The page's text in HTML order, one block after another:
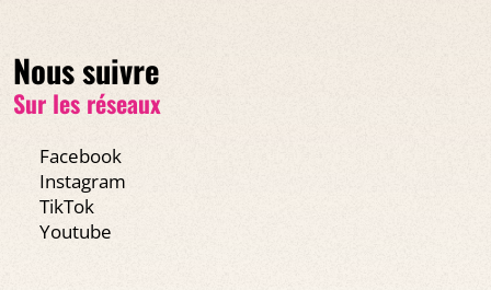
Nous suivre
Sur les réseaux
Facebook
Instagram
TikTok
Youtube